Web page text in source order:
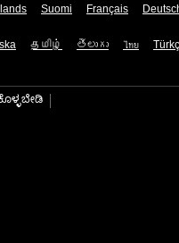
Suomi Français
தமிழ் తెలుగు ไทย